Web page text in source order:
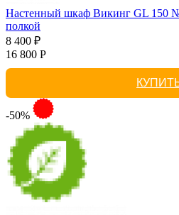
Настенный шкаф Викинг GL 150
полкой
8 400 ₽
16 800 Р
-50%